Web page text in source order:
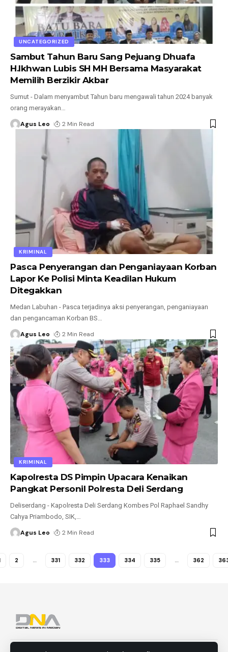
UNCATEGORIZED
Sambut Tahun Baru Sang Pejuang Dhuafa
H.Ikhwan Lubis SH MH Bersama Masyarakat
Memilih Berzikir Akbar
Sumut - Dalam menyambut Tahun baru mengawali tahun 2024 banyak
orang merayakan…
Agus Leo 2 Min Read
KRIMINAL
Pasca Penyerangan dan Penganiayaan Korban
Lapor Ke Polisi Minta Keadilan Hukum
Ditegakkan
Medan Labuhan - Pasca terjadinya aksi penyerangan, penganiayaan
dan pengancaman Korban BS…
Agus Leo 2 Min Read
KRIMINAL
Kapolresta DS Pimpin Upacara Kenaikan
Pangkat Personil Polresta Deli Serdang
Deliserdang - Kapolresta Deli Serdang Kombes Pol Raphael Sandhy
Cahya Priambodo, SIK,
Agus Leo 2 Min Read
2 … 331 332 333 334 335 … 362